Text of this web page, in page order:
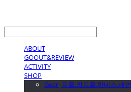
ABOUT
GOOUT&REVIEW
ACTIVITY
SHOP
Gear|목줄.리드줄.하네스.배변